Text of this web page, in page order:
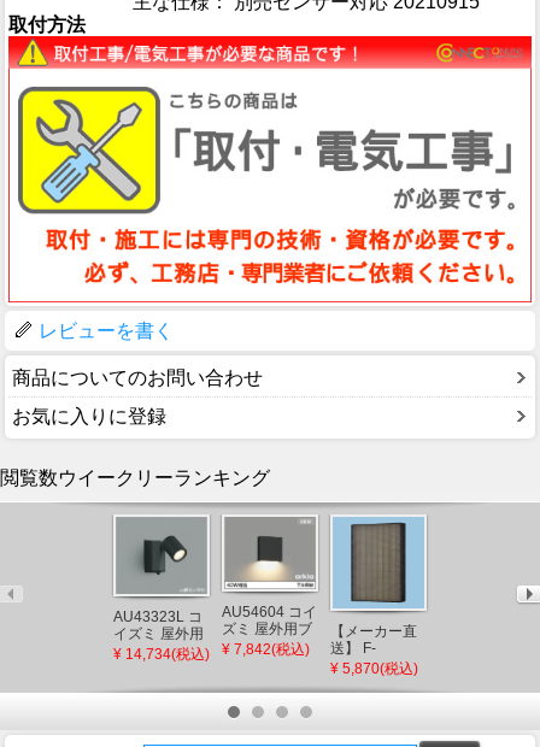
取付方法
レビューを書く
商品についてのお問い合わせ
お気に入りに登録
閲覧数ウイークリーランキング
AU43323L コ
イズミ 屋外用
スポットライ
¥ 14,734(税込)
AU54604 コイ
ズミ 屋外用ブ
ラケットライ
ト ブラック
色） 下方照射
(AU49071L 後
¥ 7,842(税込)
【メーカー直
送】 F-
ZSLP40 パナ
ィルター
¥ 5,870(税込)
後継品)